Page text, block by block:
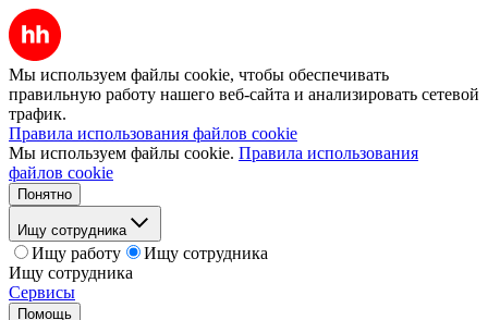
Мы используем файлы cookie, чтобы обеспечивать
правильную работу нашего веб-сайта и анализировать сетевой
трафик.
Правила использования файлов cookie
Мы используем файлы cookie. Правила использования
файлов cookie
Понятно
Ищу сотрудника
Ищу работу
Ищу сотрудника
Ищу сотрудника
Сервисы
Помощь